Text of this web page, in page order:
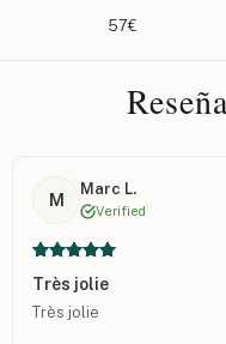
M
Marc L.
Verified
Très jolie
Très jolie